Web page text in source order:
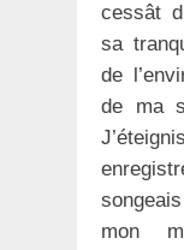
cessât
sa
de
de ma
mon